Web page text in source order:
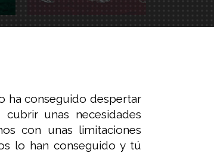
ha conseguido despertar
unas necesidades
con unas limitaciones
lo han conseguido y tú